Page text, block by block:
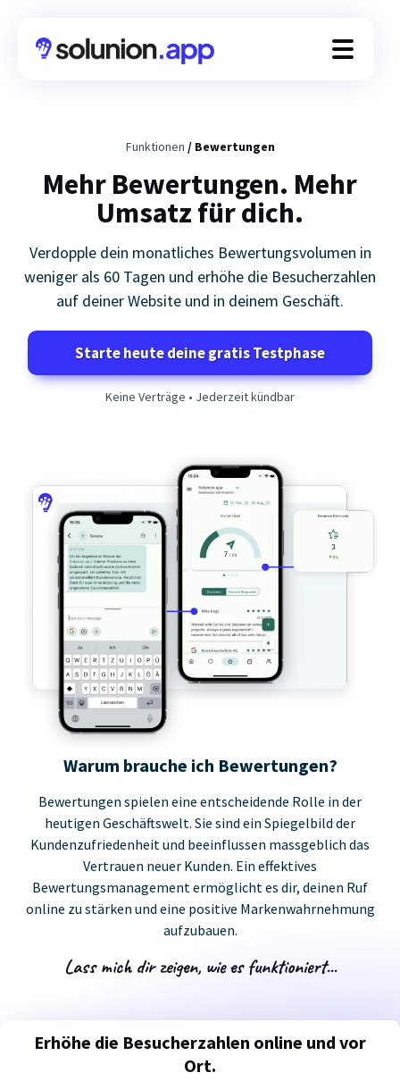
Webchat Demo
ROI Rechner
Solunion.app Blog
Zapier Integration
Services
QR-Code Generator
Funktionen / Bewertungen
Mehr Bewertungen. Mehr
Umsatz für dich.
Verdopple dein monatliches Bewertungsvolumen in
weniger als 60 Tagen und erhöhe die Besucherzahlen
auf deiner Website und in deinem Geschäft.
Starte heute deine gratis Testphase
Keine Verträge • Jederzeit kündbar
Warum brauche ich Bewertungen?
Bewertungen spielen eine entscheidende Rolle in der
heutigen Geschäftswelt. Sie sind ein Spiegelbild der
Kundenzufriedenheit und beeinflussen massgeblich das
Vertrauen neuer Kunden. Ein effektives
Bewertungsmanagement ermöglicht es dir, deinen Ruf
online zu stärken und eine positive Markenwahrnehmung
aufzubauen.
Lass mich dir zeigen, wie es funktioniert...
Erhöhe die Besucherzahlen online und vor
Ort.